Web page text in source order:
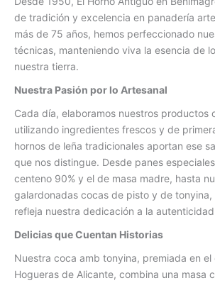
de tradición y excelencia en panadería
más de 75 años, hemos perfeccionado
técnicas, manteniendo viva la esencia de
nuestra tierra.
Nuestra Pasión por lo Artesanal
Cada día, elaboramos nuestros productos
utilizando ingredientes frescos y de
hornos de leña tradicionales aportan ese
que nos distingue. Desde panes
centeno 90% y el de masa madre, hasta
galardonadas cocas de pisto y de
refleja nuestra dedicación a la
Delicias que Cuentan Historias
Nuestra coca amb tonyina, premiada en el
Hogueras de Alicante, combina una masa